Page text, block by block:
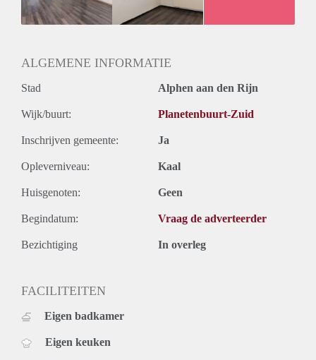
ALGEMENE INFORMATIE
Stad Alphen aan den Rijn
Wijk/buurt: Planetenbuurt-Zuid
Inschrijven gemeente: Ja
Opleverniveau: Kaal
Huisgenoten: Geen
Begindatum: Vraag de adverteerder
Bezichtiging In overleg
FACILITEITEN
Eigen badkamer
Eigen keuken